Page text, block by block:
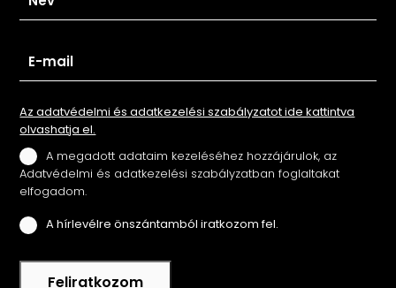
Az adatvédelmi és adatkezelési szabályzatot ide kattintva
olvashatja el.
A megadott adataim kezeléséhez hozzájárulok, az
Adatvédelmi és adatkezelési szabályzatban foglaltakat
elfogadom.
A hírlevélre önszántamból iratkozom fel.
Feliratkozom